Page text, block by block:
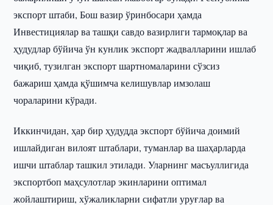
экспорт штаби, Бош вазир ўринбосари ҳамда
Инвестициялар ва ташқи савдо вазирлиги тармоқлар ва
ҳудудлар бўйича ўн кунлик экспорт жадвалларини ишлаб
чиқиб, тузилган экспорт шартномаларини сўзсиз
бажариш ҳамда қўшимча келишувлар имзолаш
чораларини кўради.
Иккинчидан, ҳар бир ҳудудда экспорт бўйича доимий
ишлайдиган вилоят штаблари, туманлар ва шаҳарларда
ишчи штаблар ташкил этилади. Уларнинг масъуллигида
экспортбоп маҳсулотлар экинларини оптимал
жойлаштириш, хўжаликларни сифатли уруғлар ва